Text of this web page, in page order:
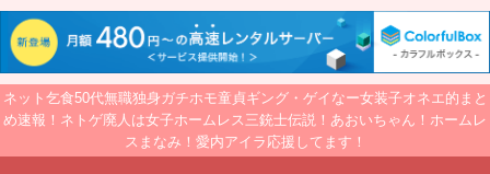
ネット乞食50代無職独身ガチホモ童貞ギング・ゲイなー女装子オネエ的まと
め速報！ネトゲ廃人は女子ホームレス三銃士伝説！あおいちゃん！ホームレ
スまなみ！愛内アイラ応援してます！